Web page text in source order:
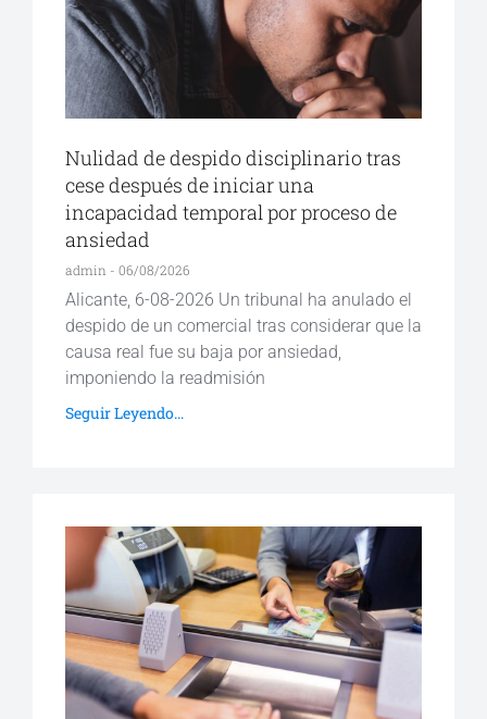
Nulidad de despido disciplinario tras
cese después de iniciar una
incapacidad temporal por proceso de
ansiedad
admin 06/08/2026
Alicante, 6-08-2026 Un tribunal ha anulado el
despido de un comercial tras considerar que la
causa real fue su baja por ansiedad,
imponiendo la readmisión
Seguir Leyendo...